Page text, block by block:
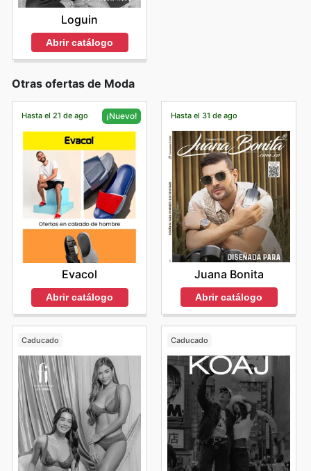
Loguin
Abrir catálogo
Otras ofertas de Moda
Hasta el 21 de ago ¡Nuevo!
Evacol
Abrir catálogo
Hasta el 31 de ago
Juana Bonita
Abrir catálogo
Caducado Caducado